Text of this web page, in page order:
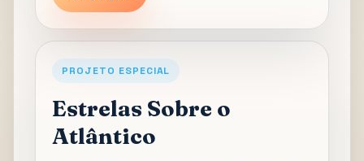
PROJETO ESPECIAL
Estrelas Sobre o
Atlântico